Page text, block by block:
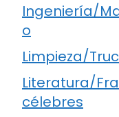
Ingeniería/
o
Limpieza/
Literatura/
célebres